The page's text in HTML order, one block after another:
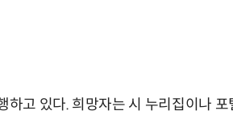
하고 있다. 희망자는 시 누리집이나